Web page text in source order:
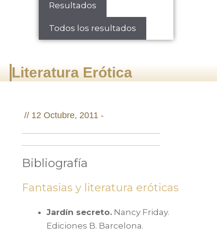
Resultados
Todos los resultados
Literatura Erótica
// 12 Octubre, 2011 -
Bibliografía
Fantasias y literatura eróticas
Jardín secreto. Nancy Friday.
Ediciones B. Barcelona.